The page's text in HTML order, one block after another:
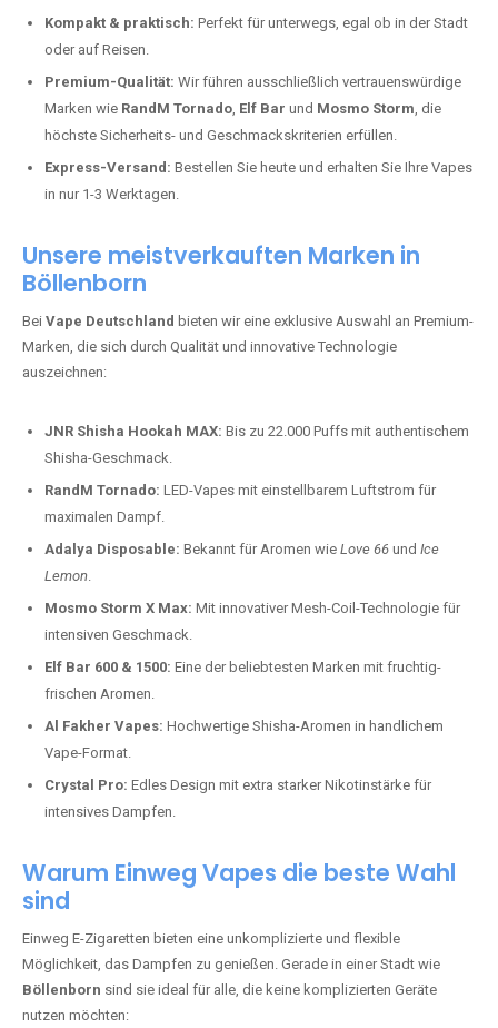
Kompakt & praktisch: Perfekt für unterwegs, egal ob in der Stadt
oder auf Reisen.
Premium-Qualität: Wir führen ausschließlich vertrauenswürdige
Marken wie RandM Tornado, Elf Bar und Mosmo Storm, die
höchste Sicherheits- und Geschmackskriterien erfüllen.
Express-Versand: Bestellen Sie heute und erhalten Sie Ihre Vapes
in nur 1-3 Werktagen.
Unsere meistverkauften Marken in
Böllenborn
Bei Vape Deutschland bieten wir eine exklusive Auswahl an Premium-
Marken, die sich durch Qualität und innovative Technologie
auszeichnen:
JNR Shisha Hookah MAX: Bis zu 22.000 Puffs mit authentischem
Shisha-Geschmack.
RandM Tornado: LED-Vapes mit einstellbarem Luftstrom für
maximalen Dampf.
Adalya Disposable: Bekannt für Aromen wie Love 66 und Ice
Lemon.
Mosmo Storm X Max: Mit innovativer Mesh-Coil-Technologie für
intensiven Geschmack.
Elf Bar 600 & 1500: Eine der beliebtesten Marken mit fruchtig-
frischen Aromen.
Al Fakher Vapes: Hochwertige Shisha-Aromen in handlichem
Vape-Format.
Crystal Pro: Edles Design mit extra starker Nikotinstärke für
intensives Dampfen.
Warum Einweg Vapes die beste Wahl
sind
Einweg E-Zigaretten bieten eine unkomplizierte und flexible
Möglichkeit, das Dampfen zu genießen. Gerade in einer Stadt wie
Böllenborn sind sie ideal für alle, die keine komplizierten Geräte
nutzen möchten: